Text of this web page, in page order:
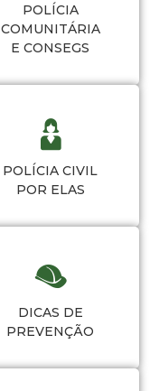
POLÍCIA
COMUNITÁRIA
E CONSEGS
POLÍCIA CIVIL
POR ELAS
DICAS DE
PREVENÇÃO